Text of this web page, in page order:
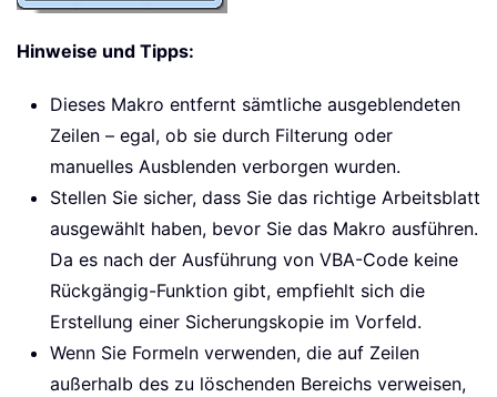
Hinweise und Tipps:
Dieses Makro entfernt sämtliche ausgeblendeten
Zeilen – egal, ob sie durch Filterung oder
manuelles Ausblenden verborgen wurden.
Stellen Sie sicher, dass Sie das richtige Arbeitsblatt
ausgewählt haben, bevor Sie das Makro ausführen.
Da es nach der Ausführung von VBA-Code keine
Rückgängig-Funktion gibt, empfiehlt sich die
Erstellung einer Sicherungskopie im Vorfeld.
Wenn Sie Formeln verwenden, die auf Zeilen
außerhalb des zu löschenden Bereichs verweisen,